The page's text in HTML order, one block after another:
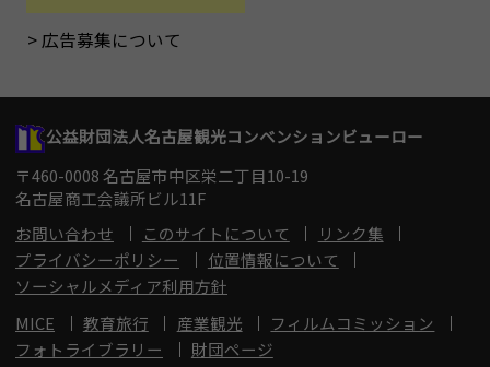
広告募集について
公益財団法人名古屋観光コンベンションビューロー
〒460-0008 名古屋市中区栄二丁目10-19
名古屋商工会議所ビル11F
お問い合わせ
このサイトについて
リンク集
プライバシーポリシー
位置情報について
ソーシャルメディア利用方針
MICE
教育旅行 産業観光
フィルムコミッション
フォトライブラリー
財団ページ